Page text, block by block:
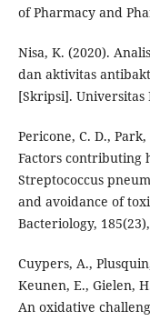
of Pharmacy and
Nisa, K. (2020).
dan aktivitas
[Skripsi].
Pericone, C. D.,
Factors contributing
Streptococcus
and avoidance of
Bacteriology,
Cuypers, A.,
Keunen, E., Gielen,
An oxidative